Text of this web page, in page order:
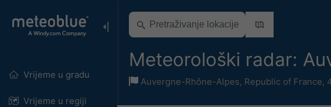
Vrijeme u gradu
Vrijeme u regiji
Meteorološki radar:
Auvergne-Rhône-Alpes, Republic of France,